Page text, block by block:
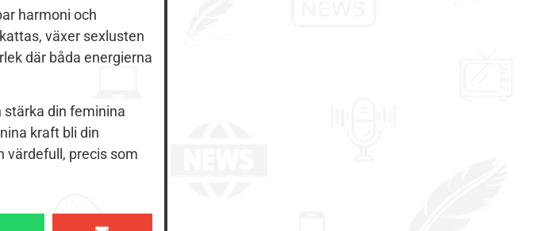
harmoni och
växer sexlusten
där båda energierna
stärka din feminina
kraft bli din
värdefull, precis som